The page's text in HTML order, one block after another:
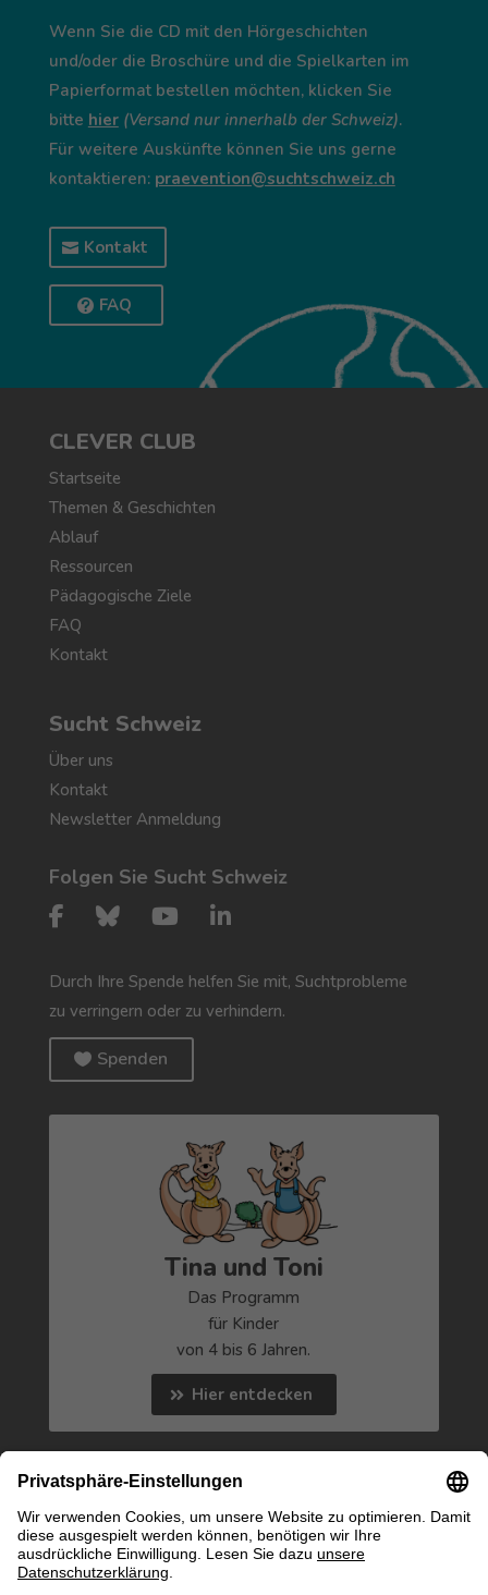
Wenn Sie die CD mit den Hörgeschichten
und/oder die Broschüre und die Spielkarten im
Papierformat bestellen möchten, klicken Sie
bitte hier (Versand nur innerhalb der Schweiz).
Für weitere Auskünfte können Sie uns gerne
kontaktieren: praevention@suchtschweiz.ch
Kontakt
FAQ
CLEVER CLUB
Startseite
Themen & Geschichten
Ablauf
Ressourcen
Pädagogische Ziele
FAQ
Kontakt
Sucht Schweiz
Über uns
Kontakt
Newsletter Anmeldung
Folgen Sie Sucht Schweiz
Durch Ihre Spende helfen Sie mit, Suchtprobleme
zu verringern oder zu verhindern.
Spenden
Tina und Toni
Das Programm
für Kinder
von 4 bis 6 Jahren.
Hier entdecken